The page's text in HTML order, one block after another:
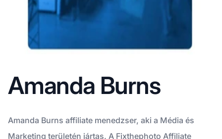
Amanda Burns
Amanda Burns affiliate menedzser, aki a Média és
Marketing területén jártas. A Fixthephoto Affiliate